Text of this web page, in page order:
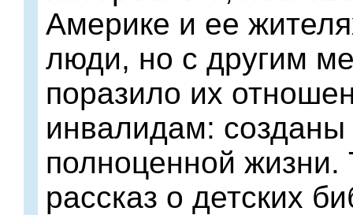
Америке и ее
люди, но с другим
поразило их
инвалидам: созданы
полноценной жизни.
рассказ о детских